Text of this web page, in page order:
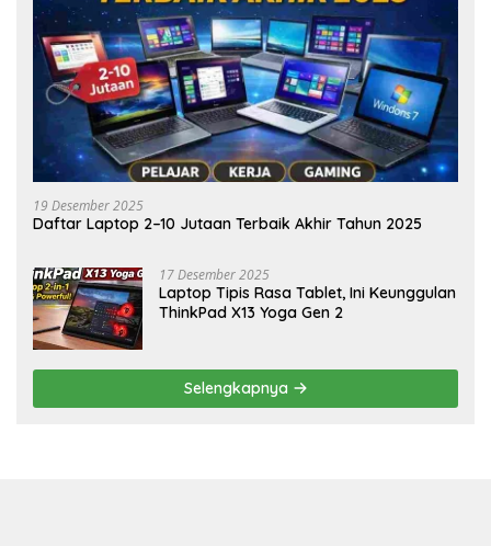
19 Desember 2025
Daftar Laptop 2–10 Jutaan Terbaik Akhir Tahun 2025
17 Desember 2025
Laptop Tipis Rasa Tablet, Ini Keunggulan
ThinkPad X13 Yoga Gen 2
Selengkapnya